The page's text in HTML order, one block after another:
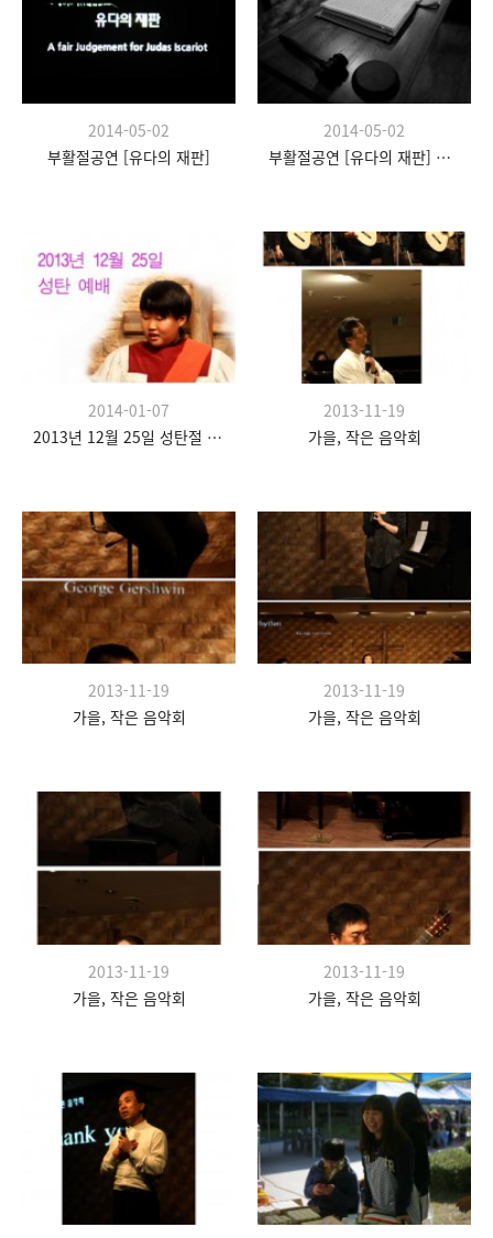
2014-05-02
부활절공연 [유다의 재판]
2014-05-02
부활절공연 [유다의 재판] 현장 스케치
2014-01-07
2013년 12월 25일 성탄절 예배
2013-11-19
가을, 작은 음악회
2013-11-19
가을, 작은 음악회
2013-11-19
가을, 작은 음악회
2013-11-19
가을, 작은 음악회
2013-11-19
가을, 작은 음악회